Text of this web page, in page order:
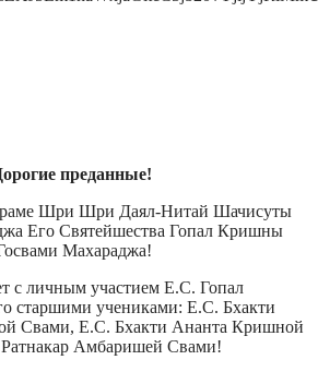
преданные!
Шри Шри Даял-Нитай Шачисуты
Его Святейшества Гопал Кришны
Махараджа!
с личным участием Е.С. Гопал
старшими учениками: Е.С. Бхакти
Свами, Е.С. Бхакти Ананта Кришной
Амбаришей Свами!